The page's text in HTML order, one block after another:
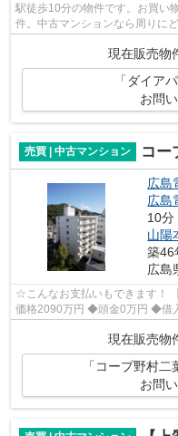
駅徒歩10分の物件です。お買い
件。中古マンションなら周りに
きます。当社がお客様の不動産
現在販売物
「ダイア
お問
売買 | 中古マンション コー
広島
広島
10分
山陽
築46
広島
☆こんなお支払いもできます！ 【頭金無し・おまとめローン使用支払例】 ◆
価格2090万円 ◆頭金0万円 ◆借
現在販売物
「コープ野村
お問